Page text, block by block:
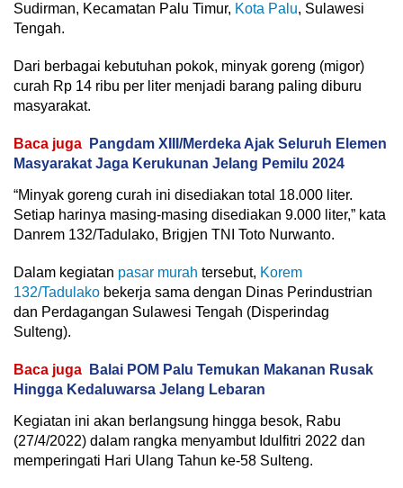
Sudirman, Kecamatan Palu Timur, Kota Palu, Sulawesi
Tengah.
Dari berbagai kebutuhan pokok, minyak goreng (migor)
curah Rp 14 ribu per liter menjadi barang paling diburu
masyarakat.
Baca juga
Pangdam XIII/Merdeka Ajak Seluruh Elemen
Masyarakat Jaga Kerukunan Jelang Pemilu 2024
“Minyak goreng curah ini disediakan total 18.000 liter.
Setiap harinya masing-masing disediakan 9.000 liter,” kata
Danrem 132/Tadulako, Brigjen TNI Toto Nurwanto.
Dalam kegiatan pasar murah tersebut, Korem
132/Tadulako bekerja sama dengan Dinas Perindustrian
dan Perdagangan Sulawesi Tengah (Disperindag
Sulteng).
Baca juga
Balai POM Palu Temukan Makanan Rusak
Hingga Kedaluwarsa Jelang Lebaran
Kegiatan ini akan berlangsung hingga besok, Rabu
(27/4/2022) dalam rangka menyambut Idulfitri 2022 dan
memperingati Hari Ulang Tahun ke-58 Sulteng.